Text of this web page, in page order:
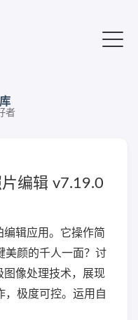
者
编辑 v7.19.0
辑应用。它操作简
美颜的千人一面？讨
图像处理技术，展现
，极度可控。运用自